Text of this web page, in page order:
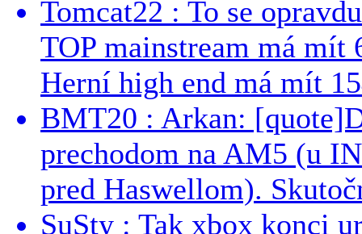
Tomcat22 : To se
TOP mainstream má
Herní high end má mít
BMT20 : Arkan:
prechodom na AM5 (u
pred Haswellom).
SuSty : Tak xbox konci